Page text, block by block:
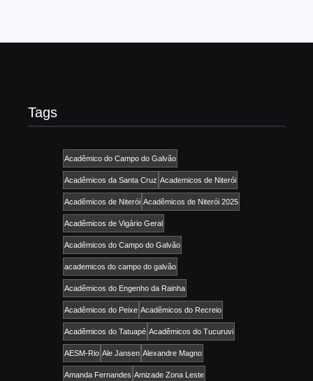
Tags
Acadêmico do Campo do Galvão
Acadêmicos da Santa Cruz Academicos de Niterói
Acadêmicos de Niterói Acadêmicos de Niterói 2025
Acadêmicos de Vigário Geral
Acadêmicos do Campo do Galvão
academicos do campo do galvão
Acadêmicos do Engenho da Rainha
Acadêmicos do Peixe Acadêmicos do Recreio
Acadêmicos do Tatuapé Acadêmicos do Tucuruvi
AESM-Rio Ale Jansen Alexandre Magno
Amanda Fernandes Amizade Zona Leste